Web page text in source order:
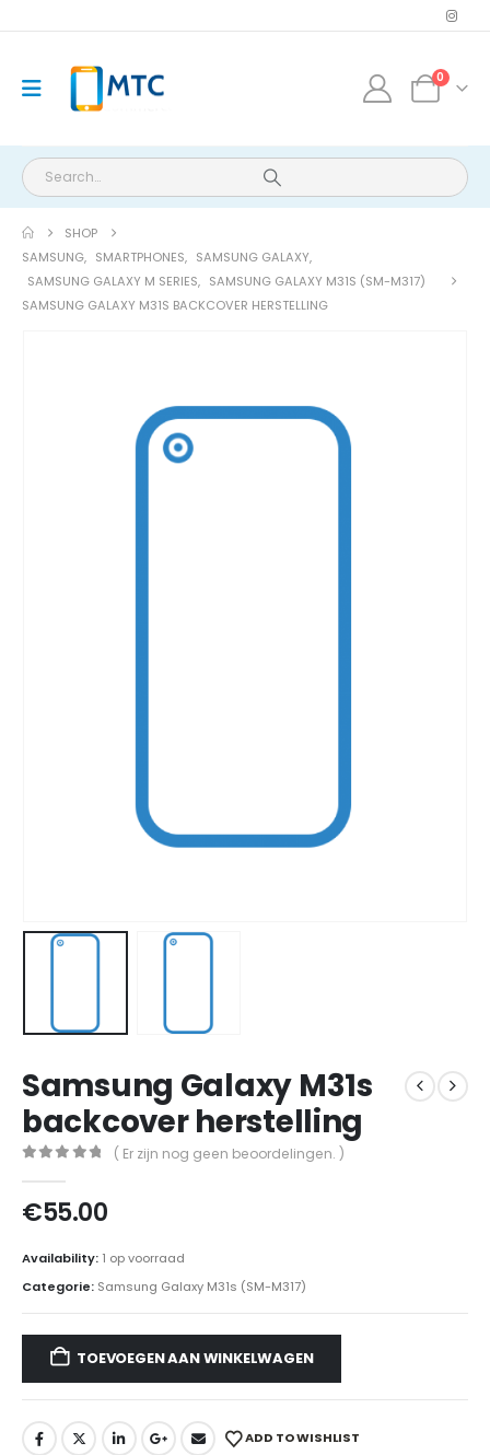
0
SHOP
SAMSUNG, SMARTPHONES, SAMSUNG GALAXY,
SAMSUNG GALAXY M SERIES, SAMSUNG GALAXY M31S (SM-M317)
SAMSUNG GALAXY M31S BACKCOVER HERSTELLING
Samsung Galaxy M31s
backcover herstelling
( Er zijn nog geen beoordelingen. )
€55.00
Availability: 1 op voorraad
Categorie: Samsung Galaxy M31s (SM-M317)
TOEVOEGEN AAN WINKELWAGEN
ADD TO WISHLIST